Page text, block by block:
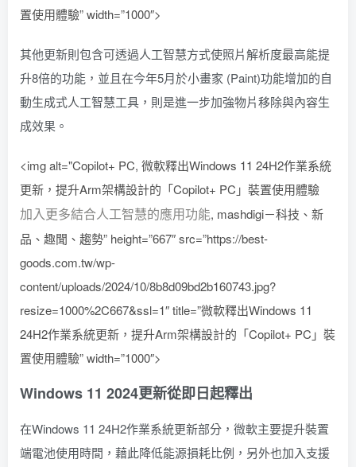
置使用體驗” width=”1000″>
其他更新則包含可透過人工智慧方式使照片解析度最高能提
升8倍的功能，並且在今年5月於小畫家 (Paint)功能增加的自
動生成式人工智慧工具，則是進一步加強物片移除與內容生
成效果。
<img alt="Copilot+ PC, 微軟釋出Windows 11 24H2作業系統
更新，提升Arm架構設計的「Copilot+ PC」裝置使用體驗
加入更多結合人工智慧的應用功能, mashdigi－科技、新
品、趣聞、趨勢” height=”667″ src=”https://best-
goods.com.tw/wp-
content/uploads/2024/10/8b8d09bd2b160743.jpg?
resize=1000%2C667&ssl=1″ title=”微軟釋出Windows 11
24H2作業系統更新，提升Arm架構設計的「Copilot+ PC」裝
置使用體驗” width=”1000″>
Windows 11 2024更新從即日起釋出
在Windows 11 24H2作業系統更新部分，微軟主要提升裝置
端電池使用時間，藉此降低能源損耗比例，另外也加入支援